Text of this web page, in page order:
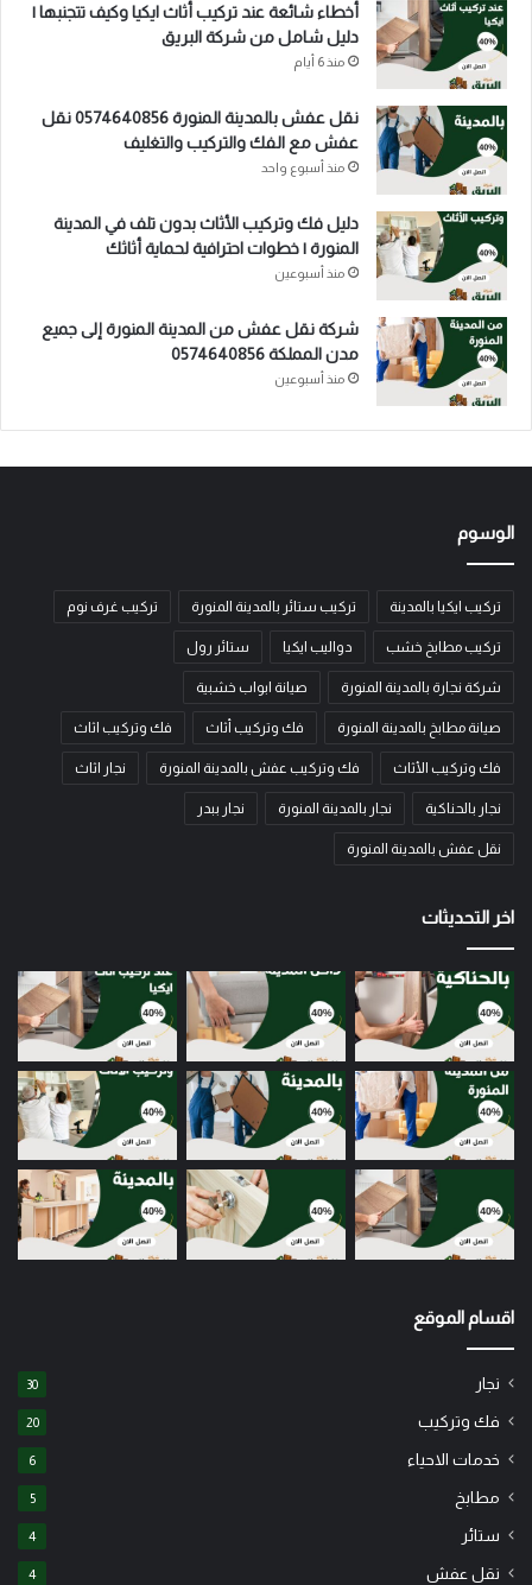
أخطاء شائعة عند تركيب أثاث ايكيا وكيف تتجنبها |
دليل شامل من شركة البريق
منذ 6 أيام
نقل عفش بالمدينة المنورة 0574640856 نقل
عفش مع الفك والتركيب والتغليف
منذ أسبوع واحد
دليل فك وتركيب الأثاث بدون تلف في المدينة
المنورة | خطوات احترافية لحماية أثاثك
منذ أسبوعين
شركة نقل عفش من المدينة المنورة إلى جميع
مدن المملكة 0574640856
منذ أسبوعين
الوسوم
تركيب ايكيا بالمدينة تركيب ستائر بالمدينة المنورة تركيب غرف نوم
تركيب مطابخ خشب دواليب ايكيا ستائر رول
شركة نجارة بالمدينة المنورة صيانة ابواب خشبية
صيانة مطابخ بالمدينة المنورة فك وتركيب أثاث فك وتركيب اثاث
فك وتركيب الأثاث فك وتركيب عفش بالمدينة المنورة نجار اثاث
نجار بالحناكية نجار بالمدينة المنورة نجار ببدر
نقل عفش بالمدينة المنورة
اخر التحديثات
اقسام الموقع
نجار 30
فك وتركيب 20
خدمات الاحياء 6
مطابخ 5
ستائر 4
نقل عفش 4